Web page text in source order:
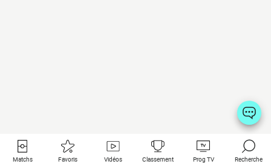
Matchs Favoris Vidéos Classement Prog TV Recherche